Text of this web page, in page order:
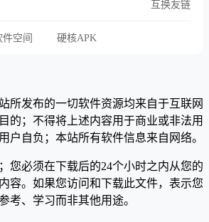
互换友链
空间 硬核APK
所发布的一切软件资源均来自于互联网
的；不得将上述内容用于商业或非法用
户自负；本站所有软件信息来自网络。
您必须在下载后的24个小时之内从您的
容。如果您访问和下载此文件，表示您
考、学习而非其他用途。